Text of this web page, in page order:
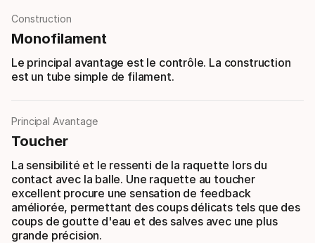
Construction
Monofilament
Le principal avantage est le contrôle. La construction
est un tube simple de filament.
Principal Avantage
Toucher
La sensibilité et le ressenti de la raquette lors du
contact avec la balle. Une raquette au toucher
excellent procure une sensation de feedback
améliorée, permettant des coups délicats tels que des
coups de goutte d'eau et des salves avec une plus
grande précision.